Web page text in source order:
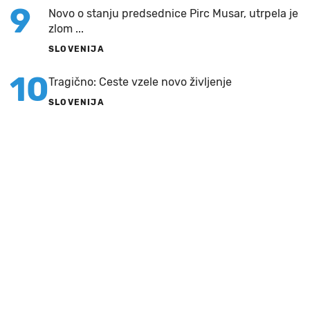
9
Novo o stanju predsednice Pirc Musar, utrpela je
zlom ...
SLOVENIJA
10Tragično: Ceste vzele novo življenje
SLOVENIJA